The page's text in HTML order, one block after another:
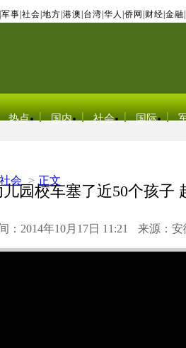
军事 社会 地方 港澳 台湾 华人 侨网 财经 金融
热点 国内 社会 国际
社会 > 正文
园校车塞了近50个孩子
：2014年10月17日 11:21 来源：安